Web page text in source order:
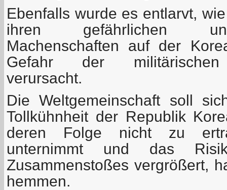
Ebenfalls wurde es entlarvt,
ihren gefährlichen
Machenschaften auf der
Gefahr der militärischen
verursacht.
Die Weltgemeinschaft soll
Tollkühnheit der Republik
deren Folge nicht zu
unternimmt und das
Zusammenstoßes vergrößert,
hemmen.